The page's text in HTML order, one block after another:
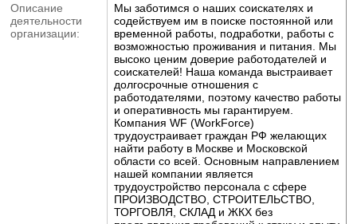
Описание
деятельности
организации:
Мы заботимся о наших соискателях и
содействуем им в поиске постоянной или
временной работы, подработки, работы с
возможностью проживания и питания. Мы
высоко ценим доверие работодателей и
соискателей! Наша команда выстраивает
долгосрочные отношения с
работодателями, поэтому качество работы
и оперативность мы гарантируем.
Компания WF (WorkForce)
трудоустраивает граждан РФ желающих
найти работу в Москве и Московской
области со всей. Основным направлением
нашей компании является
трудоустройство персонала с сфере
ПРОИЗВОДСТВО, СТРОИТЕЛЬСТВО,
ТОРГОВЛЯ, СКЛАД и ЖКХ без